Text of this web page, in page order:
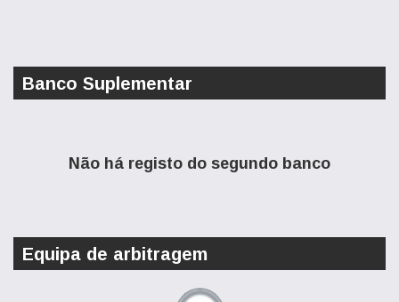
Banco Suplementar
Não há registo do segundo banco
Equipa de arbitragem